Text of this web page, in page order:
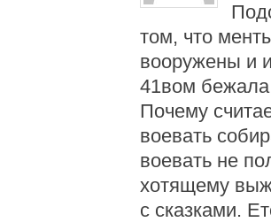
том, что
вооружены и
41вом
Почему
воевать
воевать не
хотящему
с сказками.